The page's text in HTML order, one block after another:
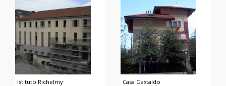
Istituto Richelmy Casa Gastaldo